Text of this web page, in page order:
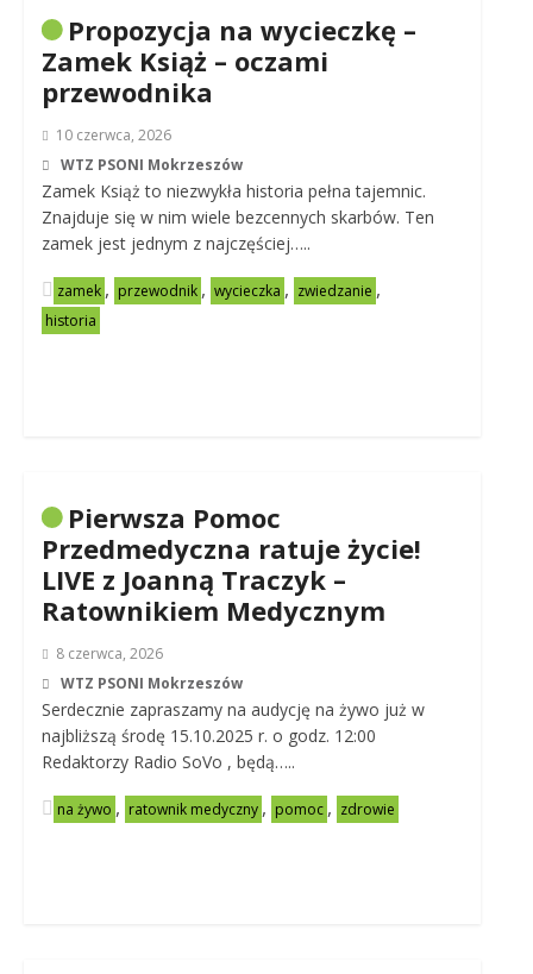
Propozycja na wycieczkę –
Zamek Książ – oczami
przewodnika
10 czerwca, 2026
WTZ PSONI Mokrzeszów
Zamek Książ to niezwykła historia pełna tajemnic.
Znajduje się w nim wiele bezcennych skarbów. Ten
zamek jest jednym z najczęściej…..
zamek , przewodnik , wycieczka , zwiedzanie ,
historia
Pierwsza Pomoc
Przedmedyczna ratuje życie!
LIVE z Joanną Traczyk –
Ratownikiem Medycznym
8 czerwca, 2026
WTZ PSONI Mokrzeszów
Serdecznie zapraszamy na audycję na żywo już w
najbliższą środę 15.10.2025 r. o godz. 12:00
Redaktorzy Radio SoVo , będą…..
na żywo , ratownik medyczny , pomoc , zdrowie